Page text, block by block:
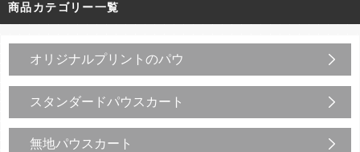
商品カテゴリー一覧
オリジナルプリントのパウ
スタンダードパウスカート
無地パウスカート